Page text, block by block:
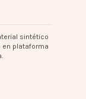
sintético
en plataforma